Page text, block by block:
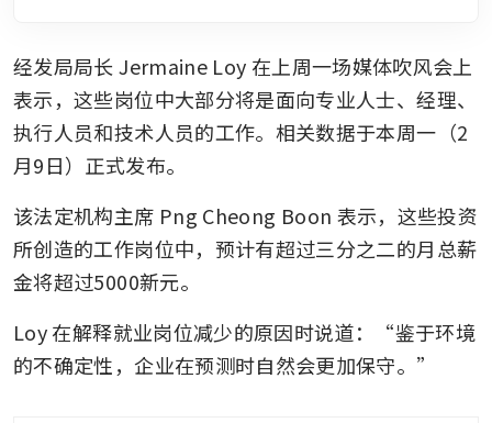
经发局局长 Jermaine Loy 在上周一场媒体吹风会上
表示，这些岗位中大部分将是面向专业人士、经理、
执行人员和技术人员的工作。相关数据于本周一（2
月9日）正式发布。
该法定机构主席 Png Cheong Boon 表示，这些投资
所创造的工作岗位中，预计有超过三分之二的月总薪
金将超过5000新元。
Loy 在解释就业岗位减少的原因时说道：“鉴于环境
的不确定性，企业在预测时自然会更加保守。”